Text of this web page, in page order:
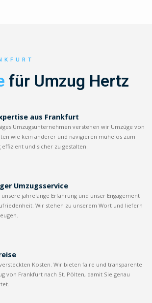
für Umzug Hertz
aus Frankfurt
Umzugsunternehmen verstehen wir Umzüge von
wie kein anderer und navigieren mühelos zum
und sicher zu gestalten.
Umzugsservice
unsere jahrelange Erfahrung und unser Engagement
Wir stehen zu unserem Wort und liefern
Kosten. Wir bieten faire und transparente
von Frankfurt nach St. Pölten, damit Sie genau